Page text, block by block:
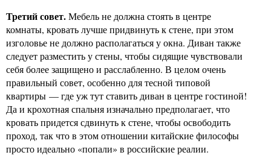
Третий совет.Мебель не должна стоять в центре
комнаты, кровать лучше придвинуть к стене, при этом
изголовье не должно располагаться у окна. Диван также
следует разместить у стены, чтобы сидящие чувствовали
себя более защищено и расслабленно. В целом очень
правильный совет, особенно для тесной типовой
квартиры — где уж тут ставить диван в центре гостиной!
Да и крохотная спальня изначально предполагает, что
кровать придется сдвинуть к стене, чтобы освободить
проход, так что в этом отношении китайские философы
просто идеально «попали» в российские реалии.